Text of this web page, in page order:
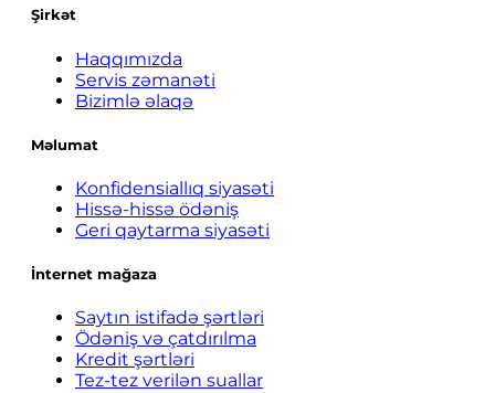
Şirkət
Haqqımızda
Servis zəmanəti
Bizimlə əlaqə
Məlumat
Konfidensiallıq siyasəti
Hissə-hissə ödəniş
Geri qaytarma siyasəti
İnternet mağaza
Saytın istifadə şərtləri
Ödəniş və çatdırılma
Kredit şərtləri
Tez-tez verilən suallar